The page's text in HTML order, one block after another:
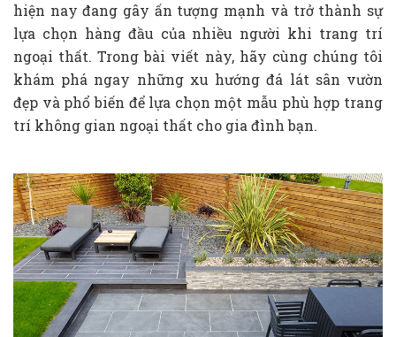
hiện nay đang gây ấn tượng mạnh và trở thành sự
lựa chọn hàng đầu của nhiều người khi trang trí
ngoại thất. Trong bài viết này, hãy cùng chúng tôi
khám phá ngay những xu hướng đá lát sân vườn
đẹp và phổ biến để lựa chọn một mẫu phù hợp trang
trí không gian ngoại thất cho gia đình bạn.